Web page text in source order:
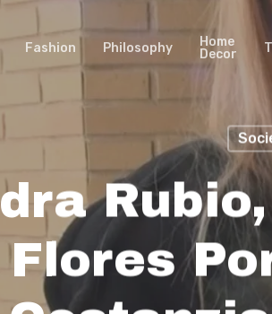
Fashion Philosophy
Home
Decor